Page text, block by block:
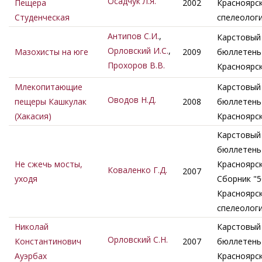
Пещера
Студенческая
2002
Мазохисты на юге
Антипов С.И.,
Орловский И.С.,
Прохоров В.В.
2009
Карстовый
Млекопитающие
пещеры Кашкулак
(Хакасия)
Оводов Н.Д. 2008
Карстовый
Не сжечь мосты,
уходя
Коваленко Г.Д. 2007
Карстовый
Сборник
Николай
Константинович
Ауэрбах
Орловский С.Н. 2007
Карстовый